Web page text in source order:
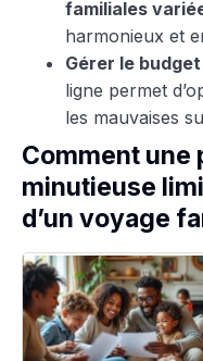
familiales
harmonieux et
Gérer le
ligne permet
les mauvaises
Comment une
minutieuse
d’un voyage